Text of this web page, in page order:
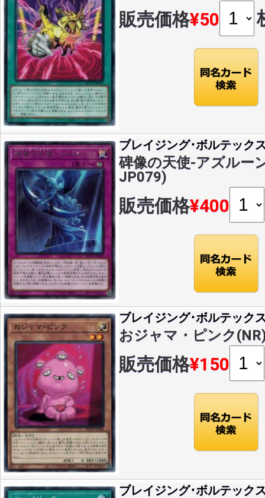
販売価格¥50
ブレイジング･ボルテック
碑像の天使-アズルー
JP079)
販売価格¥400
ブレイジング･ボルテック
おジャマ・ピンク
販売価格¥150
ブレイジング･ボルテック